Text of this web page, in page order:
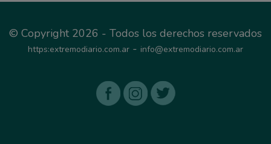
© Copyright 2026 - Todos los derechos reservados
https:extremodiario.com.ar - info@extremodiario.com.ar